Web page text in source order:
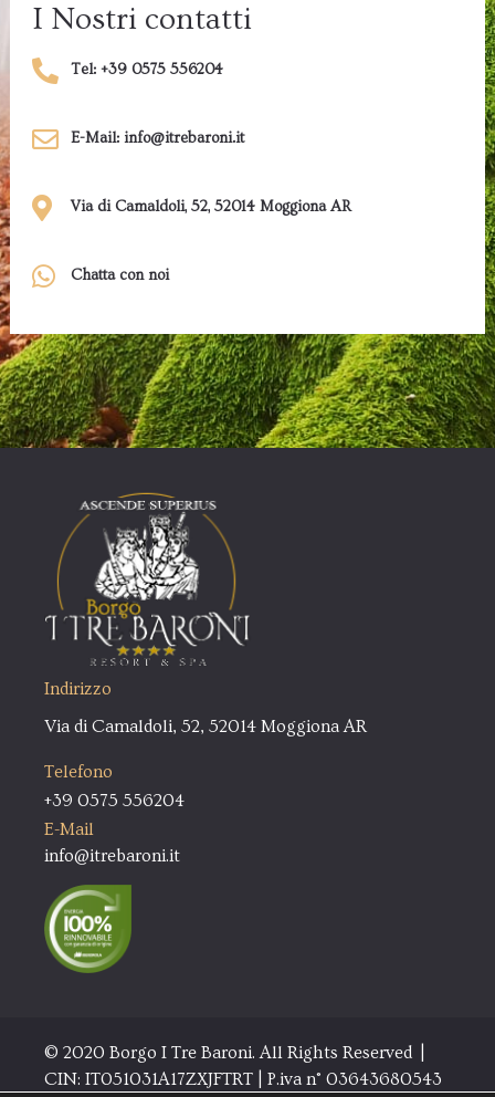
I Nostri contatti
Tel: +39 0575 556204
E-Mail: info@itrebaroni.it
Via di Camaldoli, 52, 52014 Moggiona AR
Chatta con noi
Indirizzo
Via di Camaldoli, 52, 52014 Moggiona AR
Telefono
+39 0575 556204
E-Mail
info@itrebaroni.it
© 2020 Borgo I Tre Baroni. All Rights Reserved |
CIN: IT051031A17ZXJFTRT | P.iva n° 03643680543